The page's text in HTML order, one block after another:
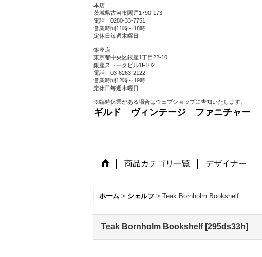
本店
茨城県古河市関戸1790-173
電話 0280-33-7751
営業時間11時～18時
定休日毎週木曜日
銀座店
東京都中央区銀座1丁目22-10
銀座ストークビル1F102
電話 03-6263-2122
営業時間12時～19時
定休日毎週木曜日
※臨時休業がある場合はウェブショップに告知いたします。
ギルド ヴィンテージ ファニチャー
商品カテゴリ一覧 デザイナー
ホーム > シェルフ > Teak Bornholm Bookshelf
Teak Bornholm Bookshelf [295ds33h]